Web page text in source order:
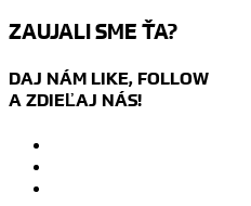
ZAUJALI SME ŤA?
DAJ NÁM LIKE, FOLLOW
A ZDIEĽAJ NÁS!